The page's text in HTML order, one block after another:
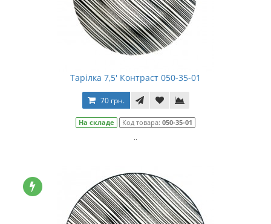
Тарілка 7,5' Контраст 050-35-01
70 грн.
На складе Код товара: 050-35-01
..